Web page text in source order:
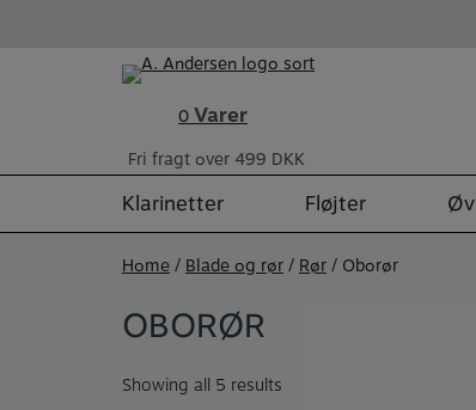
0Varer
Fri fragt over 499 DKK
Klarinetter Fløjter
Home/ Blade og rør/ Rør/ Oborør
OBORØR
Showing all 5 results